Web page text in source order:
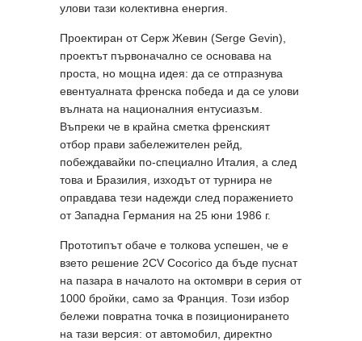
улови тази колективна енергия.
Проектиран от Серж Жевин (Serge Gevin),
проектът първоначално се основава на
проста, но мощна идея: да се отпразнува
евентуалната френска победа и да се улови
вълната на националния ентусиазъм.
Въпреки че в крайна сметка френският
отбор прави забележителен рейд,
побеждавайки по-специално Италия, а след
това и Бразилия, изходът от турнира не
оправдава тези надежди след поражението
от Западна Германия на 25 юни 1986 г.
Прототипът обаче е толкова успешен, че е
взето решение 2CV Cocorico да бъде пуснат
на пазара в началото на октомври в серия от
1000 бройки, само за Франция. Този избор
бележи повратна точка в позиционирането
на тази версия: от автомобил, директно